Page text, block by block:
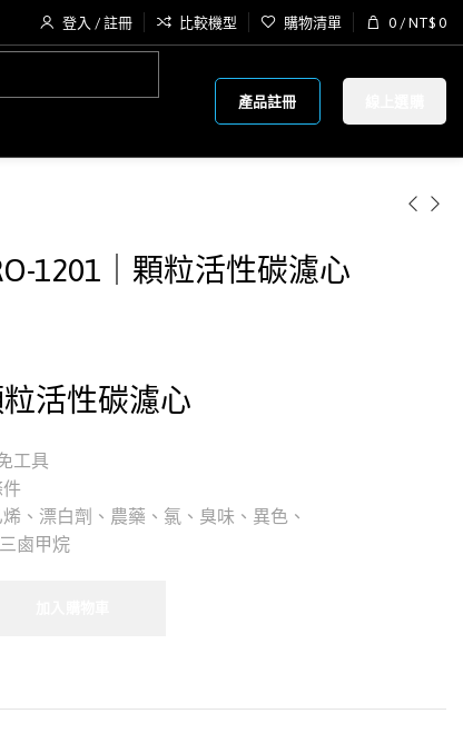
登入 / 註冊 比較機型 購物清單 0 / NT$ 0
產品註冊
1201｜顆粒活性碳濾心
粒活性碳濾心
工具
、漂白劑、農藥、氯、臭味、異色、
鹵甲烷